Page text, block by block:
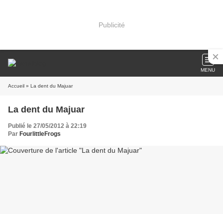
Publicité
MENU
Accueil » La dent du Majuar
La dent du Majuar
Publié le 27/05/2012 à 22:19
Par FourlittleFrogs